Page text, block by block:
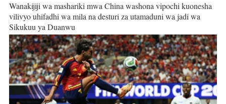
Wanakijiji wa mashariki mwa China washona vipochi kuonesha
vilivyo uhifadhi wa mila na desturi za utamaduni wa jadi wa
Sikukuu ya Duanwu